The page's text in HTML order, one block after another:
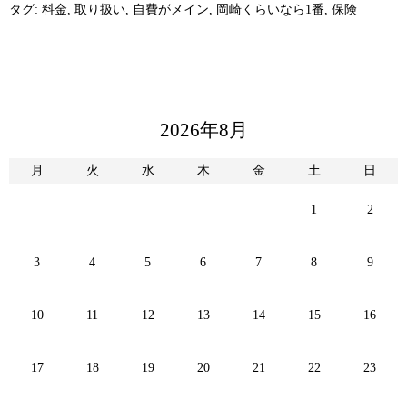
タグ: 料金 取り扱い 自費がメイン 岡崎くらいなら1番 保険
2026年8月
月 火 水 木 金 土 日
1 2
3 4 5 6 7 8 9
10 11 12 13 14 15 16
17 18 19 20 21 22 23